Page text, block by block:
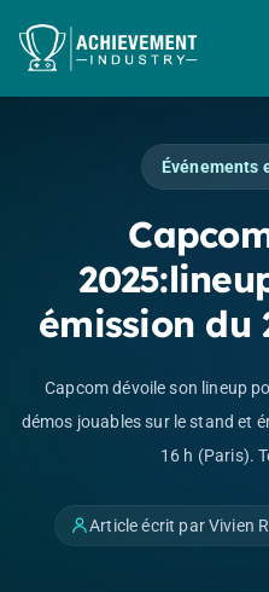
Événements
émission du
Capcom dévoile son lineup
démos jouables sur le stand et
16 h (Paris).
Article écrit par Vivien